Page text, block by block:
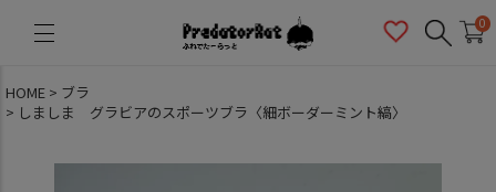
0
HOME
ブラ
しましま グラビアのスポーツブラ〈細ボーダーミント縞〉